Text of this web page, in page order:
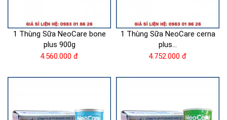
1 Thùng Sữa NeoCare bone
plus 900g
4.560.000 đ
1 Thùng Sữa NeoCare cerna
plus...
4.752.000 đ